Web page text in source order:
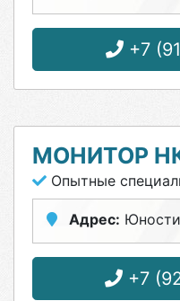
+7
МОНИТОР
Опытные
Адрес:
+7